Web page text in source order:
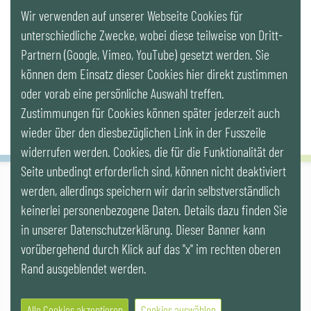
LinkedIn
Newsletter
IG LEBENSZYKLUS BAU
Wipplingerstr. 10/Top 9, Stoß im Himmel, A-1010 Wien
office@ig-lebenszyklus.at
Kontakt
Videos |Veranstaltungen
Wir verwenden auf unserer Webseite Cookies für
unterschiedliche Zwecke, wobei diese teilweise von Dritt-
Partnern (Google, Vimeo, YouTube) gesetzt werden. Sie
können dem Einsatz dieser Cookies hier direkt zustimmen
oder vorab eine persönliche Auswahl treffen.
Zustimmungen für Cookies können später jederzeit auch
wieder über den diesbezüglichen Link in der Fusszeile
widerrufen werden. Cookies, die für die Funktionalität der
Seite unbedingt erforderlich sind, können nicht deaktiviert
werden, allerdings speichern wir darin selbstverständlich
keinerlei personenbezogene Daten. Details dazu finden Sie
in unserer Datenschutzerklärung. Dieser Banner kann
vorübergehend durch Klick auf das "x" im rechten oberen
Rand ausgeblendet werden.